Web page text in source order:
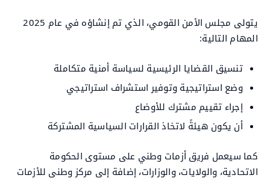
يتولى مجلس الأمن القومي، الذي تم إنشاؤه في عام 2025
المهام التالية:
تنسيق القضايا الرئيسية لسياسة أمنية متكاملة
وضع استراتيجية وتوفير استشراف استراتيجي
إجراء تقييم مشترك للأوضاع
أن يكون هيئةً لاتخاذ القرارات السياسية المشتركة
كما سيعمل فريق أزمات وطني على مستوى الحكومة
الاتحادية، والولايات، والوزارات، إضافة إلى مركز وطني للأزمات